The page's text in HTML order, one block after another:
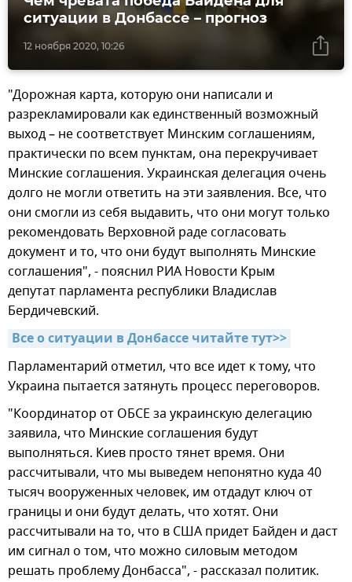
12 ноября 2020, 10:26
ситуации в Донбассе – прогноз
"Дорожная карта, которую они написали и
разрекламировали как единственный возможный
выход – не соответствует Минским соглашениям,
практически по всем пунктам, она перекручивает
Минские соглашения. Украинская делегация очень
долго не могли ответить на эти заявления. Все, что
они смогли из себя выдавить, что они могут только
рекомендовать Верховной раде согласовать
документ и то, что они будут выполнять Минские
соглашения", - пояснил РИА Новости Крым
депутат парламента республики Владислав
Бердичевский.
Все о ситуации в Донбассе читайте тут>>
Парламентарий отметил, что все идет к тому, что
Украина пытается затянуть процесс переговоров.
"Координатор от ОБСЕ за украинскую делегацию
заявила, что Минские соглашения будут
выполняться. Киев просто тянет время. Они
рассчитывали, что мы выведем непонятно куда 40
тысяч вооруженных человек, им отдадут ключ от
границы и они будут делать, что хотят. Они
рассчитывали на то, что в США придет Байден и даст
им сигнал о том, что можно силовым методом
решать проблему Донбасса", - рассказал политик.